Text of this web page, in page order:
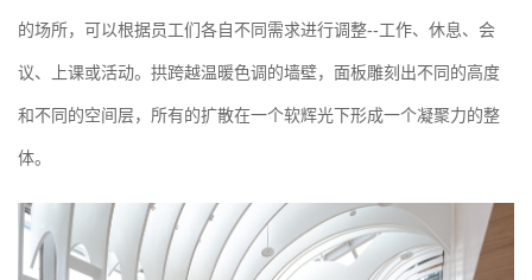
的场所，可以根据员工们各自不同需求进行调整--工作、休息、会
议、上课或活动。拱跨越温暖色调的墙壁，面板雕刻出不同的高度
和不同的空间层，所有的扩散在一个软辉光下形成一个凝聚力的整
体。